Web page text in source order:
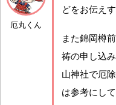
厄丸くん
どをお伝えす
また錦岡樽
祷の申し込
山神社で厄
は参考にして